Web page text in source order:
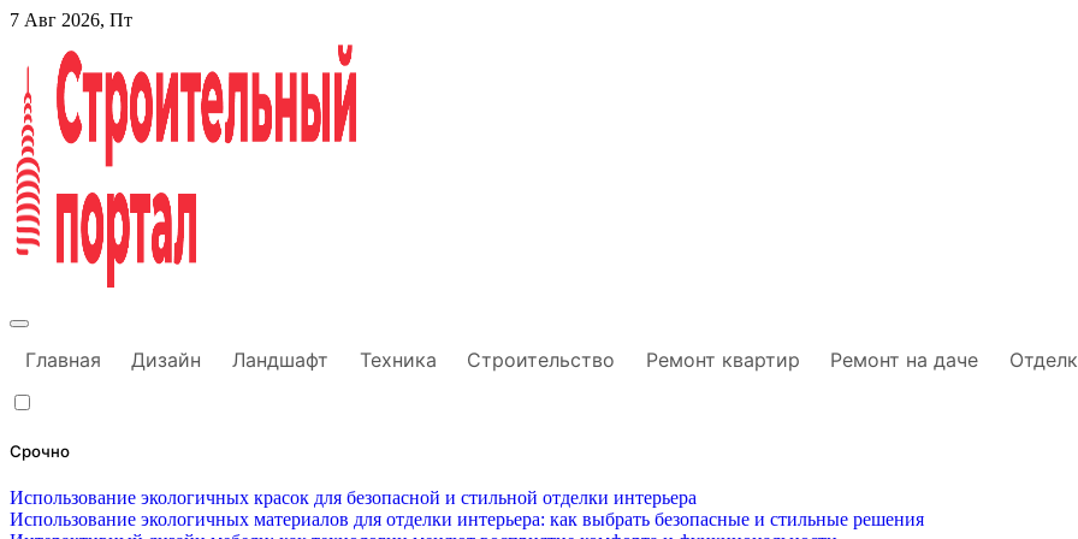
Перейти
содержанию
7 Авг 2026, Пт
Главная Дизайн Ландшафт Техника Строительство Ремонт квартир Ремонт на даче
Срочно
Использование экологичных красок для безопасной и стильной отделки интерьера
Использование экологичных материалов для отделки интерьера: как выбрать безопасные и стильные решения